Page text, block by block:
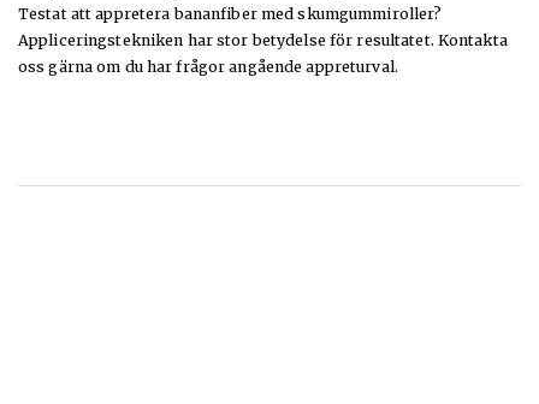
Testat att appretera bananfiber med skumgummiroller?
Appliceringstekniken har stor betydelse för resultatet. Kontakta
oss gärna om du har frågor angående appreturval.